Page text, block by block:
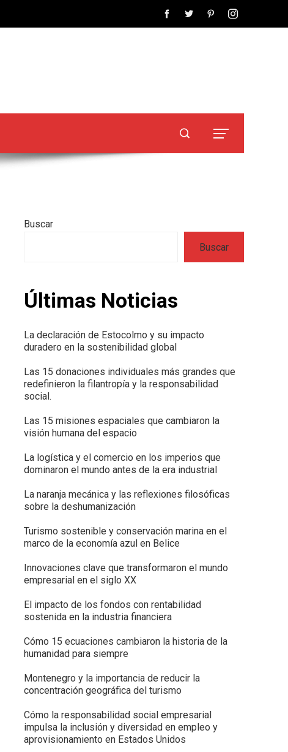
Buscar
Buscar
Últimas Noticias
La declaración de Estocolmo y su impacto
duradero en la sostenibilidad global
Las 15 donaciones individuales más grandes que
redefinieron la filantropía y la responsabilidad
social.
Las 15 misiones espaciales que cambiaron la
visión humana del espacio
La logística y el comercio en los imperios que
dominaron el mundo antes de la era industrial
La naranja mecánica y las reflexiones filosóficas
sobre la deshumanización
Turismo sostenible y conservación marina en el
marco de la economía azul en Belice
Innovaciones clave que transformaron el mundo
empresarial en el siglo XX
El impacto de los fondos con rentabilidad
sostenida en la industria financiera
Cómo 15 ecuaciones cambiaron la historia de la
humanidad para siempre
Montenegro y la importancia de reducir la
concentración geográfica del turismo
Cómo la responsabilidad social empresarial
impulsa la inclusión y diversidad en empleo y
aprovisionamiento en Estados Unidos